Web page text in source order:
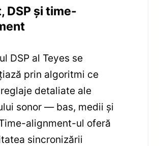
DSP și time-
DSP al Teyes se
prin algoritmi ce
detaliate ale
sonor — bas, medii și
alignment-ul oferă
sincronizării